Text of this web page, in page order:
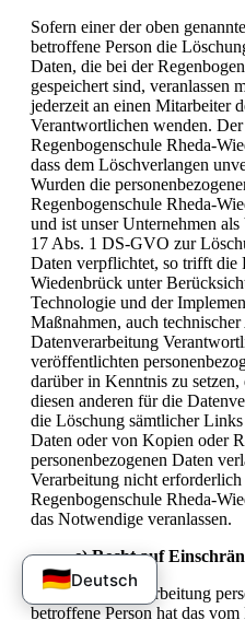
Sofern einer der oben
betroffene Person die
Daten, die bei der
gespeichert sind, veranlassen
jederzeit an einen Mitarbeiter
Verantwortlichen wenden.
Regenbogenschule Rheda-
dass dem Löschverlangen
Wurden die
Regenbogenschule Rheda-
und ist unser Unternehmen
17 Abs. 1 DS-GVO zur
Daten verpflichtet, so trifft die
Wiedenbrück unter
Technologie und der
Maßnahmen, auch
Datenverarbeitung
veröffentlichten
darüber in Kenntnis zu
diesen anderen für die
die Löschung sämtlicher Links
Daten oder von Kopien oder
personenbezogenen Daten
Verarbeitung nicht
Regenbogenschule Rheda-
das Notwendige veranlassen.
e) Recht auf
Jede von der Verarbeitung
betroffene Person hat das
🇩🇪Deutsch